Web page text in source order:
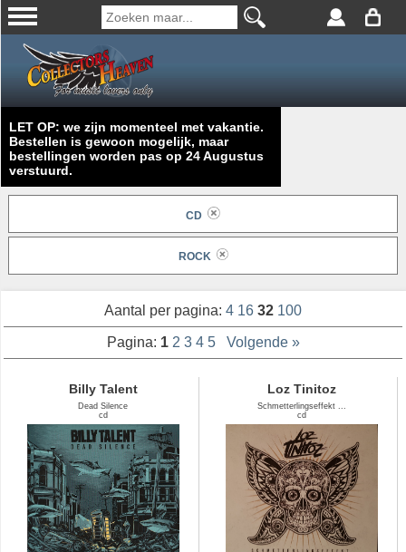
LET OP: we zijn momenteel met vakantie.
Bestellen is gewoon mogelijk, maar
bestellingen worden pas op 24 Augustus
verstuurd.
CD
ROCK
Aantal per pagina: 4 16 32 100
Pagina: 1 2 3 4 5 Volgende »
Billy Talent
Dead Silence
cd
Loz Tinitoz
Schmetterlingseffekt ...
cd